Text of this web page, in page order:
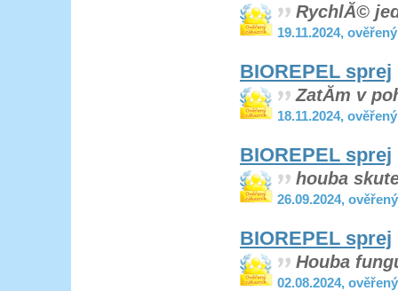
RychlĂ©
19.11.2024,
BIOREPEL sprej
ZatĂ­m v
18.11.2024,
BIOREPEL sprej
houba
26.09.2024,
BIOREPEL sprej
Houba
02.08.2024,